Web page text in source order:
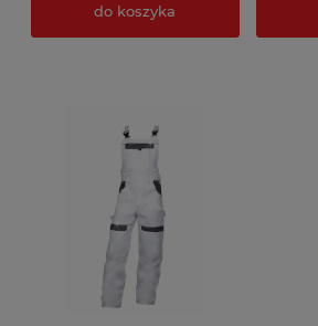
do koszyka